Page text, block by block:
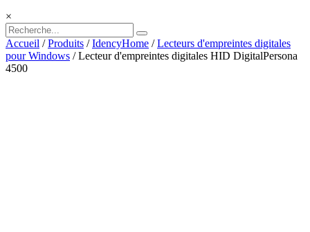
×
Accueil /Produits /IdencyHome /Lecteurs d'empreintes digitales
pour Windows / Lecteur d'empreintes digitales HID DigitalPersona
4500